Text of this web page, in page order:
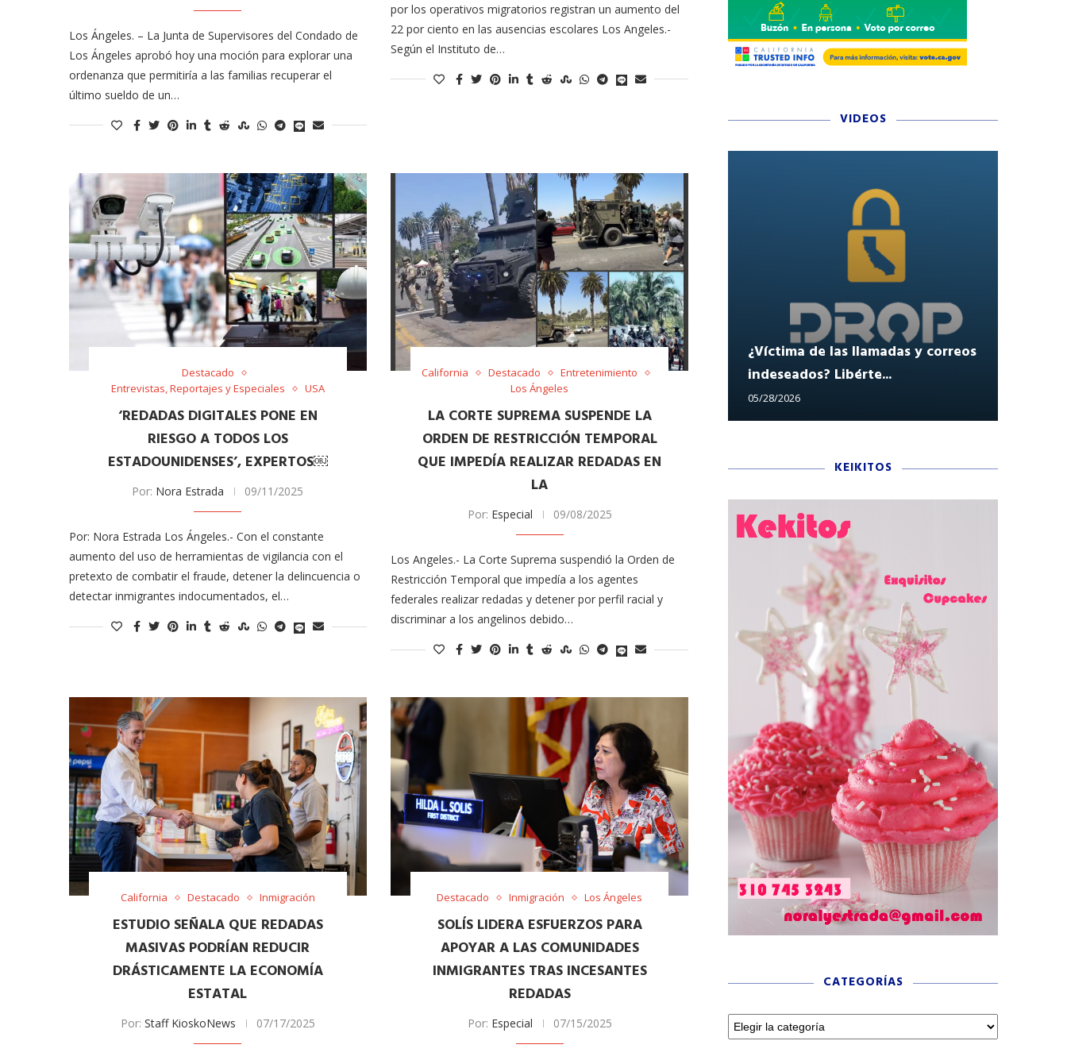
Los Ángeles. – La Junta de Supervisores del Condado de
Los Ángeles aprobó hoy una moción para explorar una
ordenanza que permitiría a las familias recuperar el
último sueldo de un…
por los operativos migratorios registran un aumento del
22 por ciento en las ausencias escolares Los Angeles.-
Según el Instituto de…
Destacado
Entrevistas, Reportajes y Especiales
USA
‘REDADAS DIGITALES PONE EN
RIESGO A TODOS LOS
ESTADOUNIDENSES’, EXPERTOS￼
Por: Nora Estrada 09/11/2025
Por: Nora Estrada Los Ángeles.- Con el constante
aumento del uso de herramientas de vigilancia con el
pretexto de combatir el fraude, detener la delincuencia o
detectar inmigrantes indocumentados, el…
California Destacado
Entretenimiento
Los Ángeles
LA CORTE SUPREMA SUSPENDE LA
ORDEN DE RESTRICCIÓN TEMPORAL
QUE IMPEDÍA REALIZAR REDADAS EN
LA
Por: Especial 09/08/2025
Los Angeles.- La Corte Suprema suspendió la Orden de
Restricción Temporal que impedía a los agentes
federales realizar redadas y detener por perfil racial y
discriminar a los angelinos debido…
California Destacado Inmigración
ESTUDIO SEÑALA QUE REDADAS
MASIVAS PODRÍAN REDUCIR
DRÁSTICAMENTE LA ECONOMÍA
ESTATAL
Por: Staff KioskoNews 07/17/2025
Destacado Inmigración Los Ángeles
SOLÍS LIDERA ESFUERZOS PARA
APOYAR A LAS COMUNIDADES
INMIGRANTES TRAS INCESANTES
REDADAS
Por: Especial 07/15/2025
VIDEOS
habla sobre su
A former acting director of the
CDC claims...
03/18/2026
Tu voz importa ¡Sal a votar!
¿Víctima de las llamadas y correos
indeseados? Libérte...
05/28/2026
KEIKITOS
CATEGORÍAS